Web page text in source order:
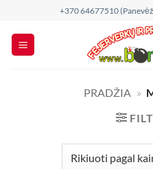
content
+370 64677510
PRADŽIA »